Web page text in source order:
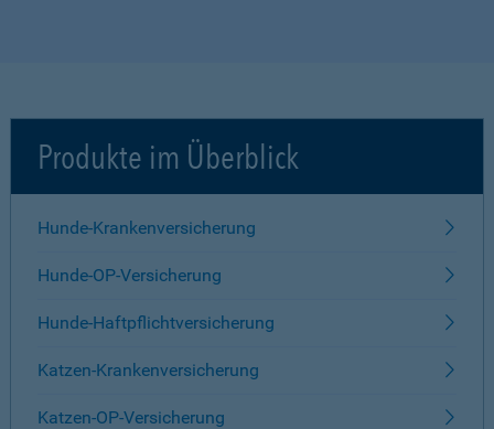
Produkte im Überblick
Hunde-Krankenversicherung
Hunde-OP-Versicherung
Hunde-Haftpflichtversicherung
Katzen-Krankenversicherung
Katzen-OP-Versicherung